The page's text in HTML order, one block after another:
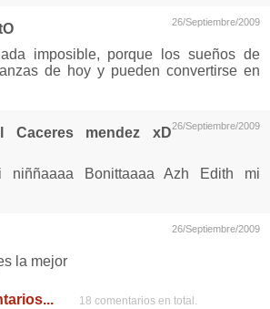
26/Septiembre/2009
imposible, porque los sueños de
de hoy y pueden convertirse en
26/Septiembre/2009
Caceres mendez xD
Bonittaaaa Azh Edith mi
26/Septiembre/2009
la mejor
18 comentarios en total.